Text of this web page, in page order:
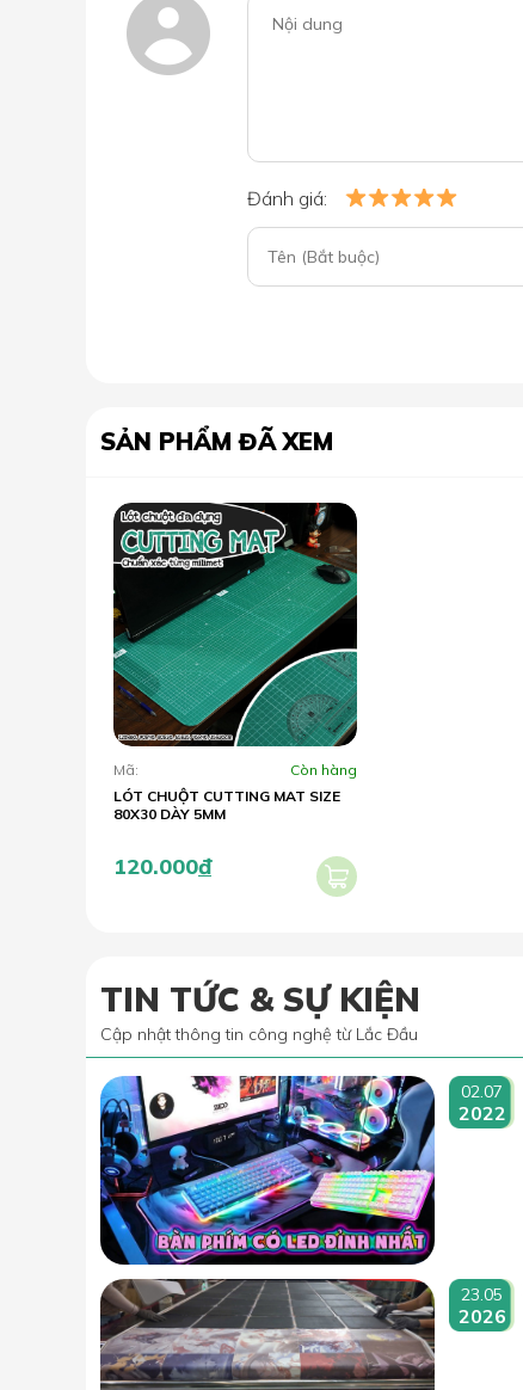
Đánh giá:
SẢN PHẨM ĐÃ XEM
Mã:
Còn hàng
LÓT CHUỘT CUTTING MAT SIZE
80X30 DÀY 5MM
120.000đ
TIN TỨC & SỰ KIỆN
Cập nhật thông tin công nghệ từ Lắc Đầu
02.07
2022
23.05
2026